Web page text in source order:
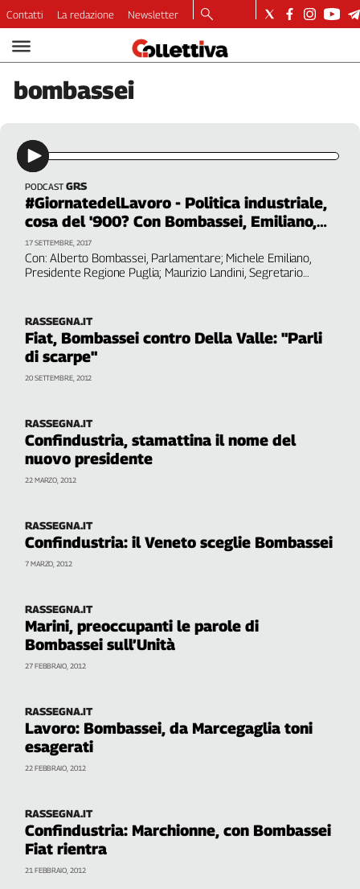
Video
Podcast
Dirette
Economia
Lavoro
Ambiente
Diritti
Welfare
Italia
Categorie
Filt
Fiom
Fisac
Fp
Nidil
Inca
Caaf
Genova,
sangue
120
anni
Contatti La redazione Newsletter
bombassei
PODCAST GRS
#GiornatedelLavoro - Politica industriale,
cosa del '900? Con Bombassei, Emiliano,
Landini, Musella
Con: Alberto Bombassei, Parlamentare; Michele Emiliano,
Presidente Regione Puglia; Maurizio Landini, Segretario
17 SETTEMBRE, 2017
RASSEGNA.IT
Fiat, Bombassei contro Della Valle: "Parli
di scarpe"
20 SETTEMBRE, 2012
RASSEGNA.IT
Confindustria, stamattina il nome del
nuovo presidente
22 MARZO, 2012
RASSEGNA.IT
Confindustria: il Veneto sceglie Bombassei
7 MARZO, 2012
RASSEGNA.IT
Marini, preoccupanti le parole di
Bombassei sull’Unità
27 FEBBRAIO, 2012
RASSEGNA.IT
Lavoro: Bombassei, da Marcegaglia toni
esagerati
22 FEBBRAIO, 2012
RASSEGNA.IT
Confindustria: Marchionne, con Bombassei
Fiat rientra
21 FEBBRAIO, 2012